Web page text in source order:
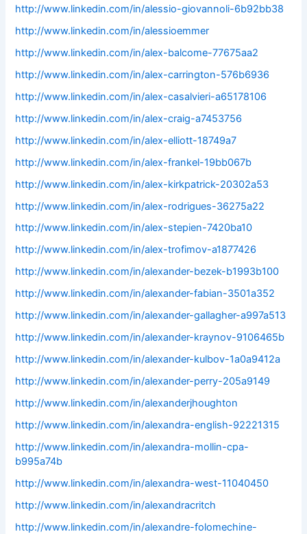
http://www.linkedin.com/in/alessio-giovannoli-6b92bb38
http://www.linkedin.com/in/alessioemmer
http://www.linkedin.com/in/alex-balcome-77675aa2
http://www.linkedin.com/in/alex-carrington-576b6936
http://www.linkedin.com/in/alex-casalvieri-a65178106
http://www.linkedin.com/in/alex-craig-a7453756
http://www.linkedin.com/in/alex-elliott-18749a7
http://www.linkedin.com/in/alex-frankel-19bb067b
http://www.linkedin.com/in/alex-kirkpatrick-20302a53
http://www.linkedin.com/in/alex-rodrigues-36275a22
http://www.linkedin.com/in/alex-stepien-7420ba10
http://www.linkedin.com/in/alex-trofimov-a1877426
http://www.linkedin.com/in/alexander-bezek-b1993b100
http://www.linkedin.com/in/alexander-fabian-3501a352
http://www.linkedin.com/in/alexander-gallagher-a997a513
http://www.linkedin.com/in/alexander-kraynov-9106465b
http://www.linkedin.com/in/alexander-kulbov-1a0a9412a
http://www.linkedin.com/in/alexander-perry-205a9149
http://www.linkedin.com/in/alexanderjhoughton
http://www.linkedin.com/in/alexandra-english-92221315
http://www.linkedin.com/in/alexandra-mollin-cpa-
b995a74b
http://www.linkedin.com/in/alexandra-west-11040450
http://www.linkedin.com/in/alexandracritch
http://www.linkedin.com/in/alexandre-folomechine-